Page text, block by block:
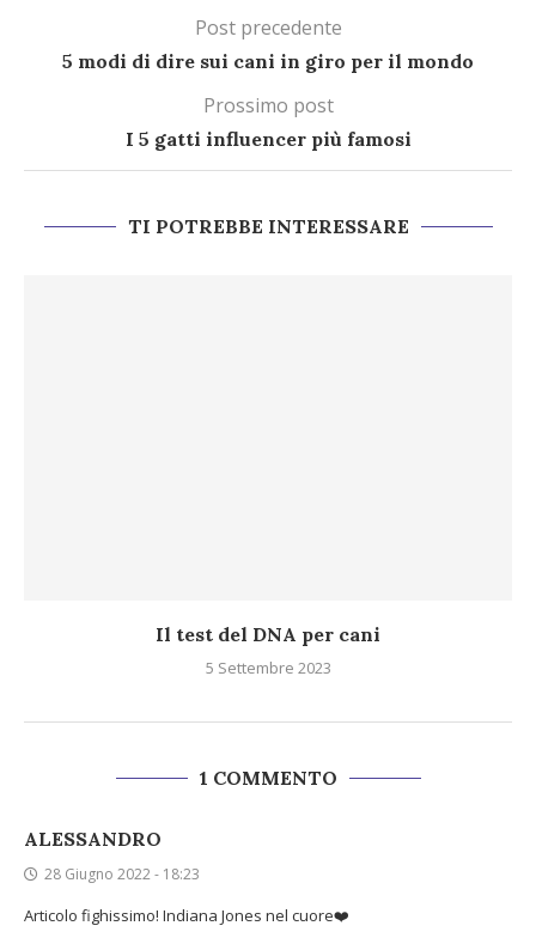
Post precedente
5 modi di dire sui cani in giro per il mondo
Prossimo post
I 5 gatti influencer più famosi
TI POTREBBE INTERESSARE
Il test del DNA per cani
5 Settembre 2023
1 COMMENTO
ALESSANDRO
28 Giugno 2022 - 18:23
Articolo fighissimo! Indiana Jones nel cuore❤️